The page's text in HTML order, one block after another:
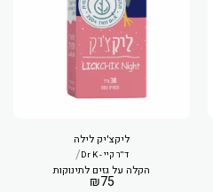
ליקצ'יק לילה
ד''ר קיי - Dr K /
הקלה על גזים לתינוקות
₪75